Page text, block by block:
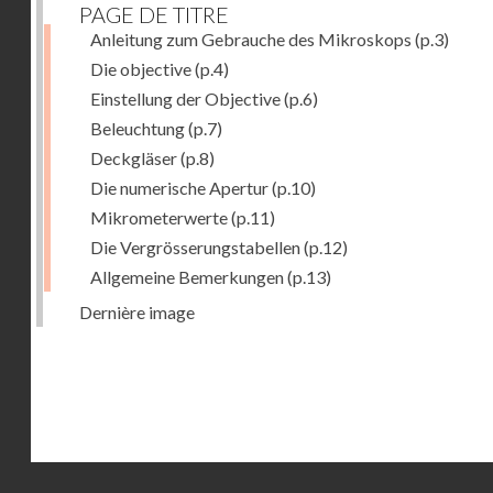
PAGE DE TITRE
Anleitung zum Gebrauche des Mikroskops (p.3)
Die objective(p.4)
Einstellung der Objective(p.6)
Beleuchtung(p.7)
Deckgläser(p.8)
Die numerische Apertur(p.10)
Mikrometerwerte(p.11)
Die Vergrösserungstabellen(p.12)
Allgemeine Bemerkungen(p.13)
Dernière image